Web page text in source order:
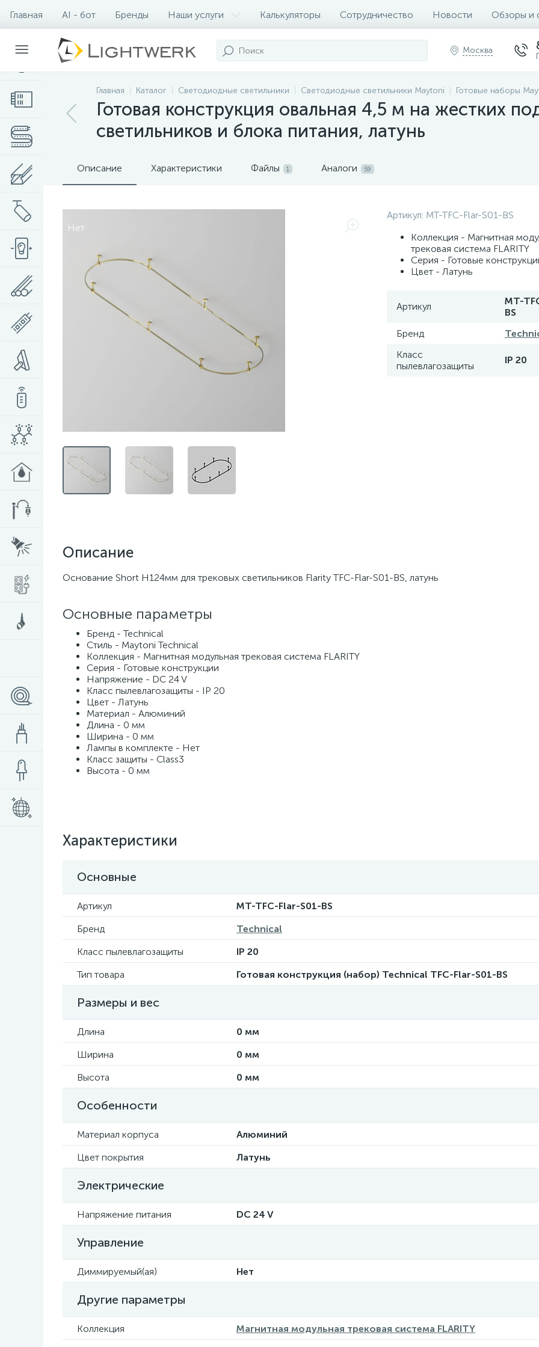
Главная AI - бот Бренды Наши услуги Калькуляторы Сотрудничество Новости Обзоры и
Контакты
Москва
Главная Каталог Светодиодные светильники Светодиодные светильники Maytoni Готовые наборы
Готовая конструкция овальная 4,5 м на жестких
светильников и блока питания, латунь
Описание Характеристики Файлы 1 Аналоги 59
Нет
Артикул: MT-TFC-Flar-S01-BS
Коллекция - Магнитная
трековая система FLARITY
Серия - Готовые
Цвет - Латунь
Артикул
MT-
BS
Бренд
Класс
пылевлагозащиты
IP 20
Описание
Основание Short H124мм для трековых светильников Flarity TFC-Flar-S01-BS, латунь
Основные параметры
Бренд - Technical
Стиль - Maytoni Technical
Коллекция - Магнитная модульная трековая система FLARITY
Серия - Готовые конструкции
Напряжение - DC 24 V
Класс пылевлагозащиты - IP 20
Цвет - Латунь
Материал - Алюминий
Длина - 0 мм
Ширина - 0 мм
Лампы в комплекте - Нет
Класс защиты - Class3
Высота - 0 мм
Характеристики
Основные
Артикул
MT-TFC-Flar-S01-BS
Бренд
Technical
Класс пылевлагозащиты
IP 20
Тип товара
Готовая конструкция (набор) Technical TFC-Flar-S01-BS
Размеры и вес
Длина
0 мм
Ширина
0 мм
Высота
0 мм
Особенности
Материал корпуса
Алюминий
Цвет покрытия
Латунь
Электрические
Напряжение питания DC 24 V
Управление
Диммируемый(ая) Нет
Другие параметры
Коллекция Магнитная модульная трековая система FLARITY